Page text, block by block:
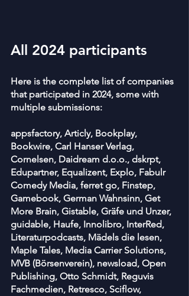
All 2024 participants
Here is the complete list of companies
that participated in 2024, some with
multiple submissions:
appsfactory, Articly, Bookplay,
Bookwire, Carl Hanser Verlag,
Cornelsen, Daidream d.o.o., dskrpt,
Edupartner, Equalizent, Explo, Fabulr
Comedy Media, ferret go, Finstep,
Gamebook, German Wahnsinn, Get
More Brain, Gistable, Gräfe und Unzer,
guidable, Haufe, Innolibro, InterRed,
Literaturpodcasts, Mädels die lesen,
Maple Tales, Media Carrier Solutions,
MVB (Börsenverein), newsload, Open
Publishing, Otto Schmidt, Reguvis
Fachmedien, Retresco, Sciflow,